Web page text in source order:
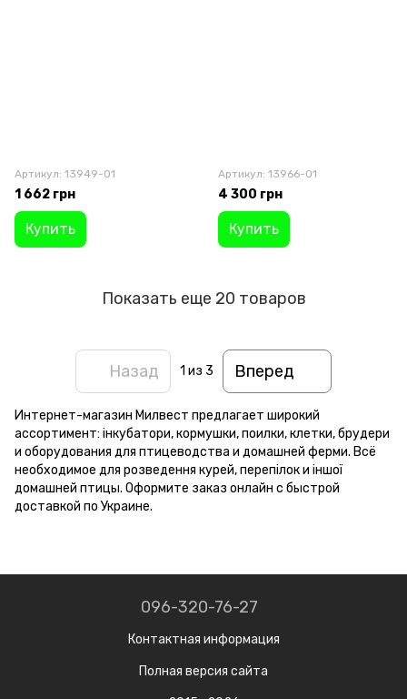
Артикул: 13949-01
1 662 грн
Купить
Артикул: 13966-01
4 300 грн
Купить
Показать еще 20 товаров
Назад 1 из 3 Вперед
Интернет-магазин Милвест предлагает широкий
ассортимент: інкубатори, кормушки, поилки, клетки, брудери
и оборудования для птицеводства и домашней ферми. Всё
необходимое для розведення курей, перепілок и іншої
домашней птицы. Оформите заказ онлайн с быстрой
доставкой по Украине.
096-320-76-27
Контактная информация
Полная версия сайта